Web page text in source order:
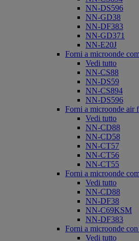
NN-DS596
NN-GD38
NN-DF383
NN-GD371
NN-E20J
Forni a microonde
Vedi tutto
NN-CS88
NN-DS59
NN-CS894
NN-DS596
Forni a microonde air
Vedi tutto
NN-CD88
NN-CD58
NN-CT57
NN-CT56
NN-CT55
Forni a microonde
Vedi tutto
NN-CD88
NN-DF38
NN-C69KSM
NN-DF383
Forni a microonde
Vedi tutto